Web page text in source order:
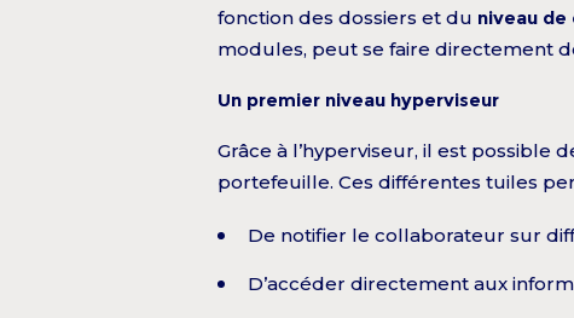
fonction des dossiers et du niveau
modules, peut se faire directement
Un premier niveau hyperviseur
Grâce à l’hyperviseur, il est possible
portefeuille. Ces différentes tuiles
De notifier le collaborateur sur
D’accéder directement aux